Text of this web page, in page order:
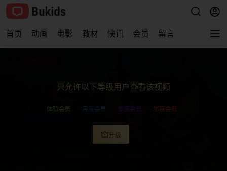
首页 动画 电影 教材 快讯 会员 留言
只允许以下等级用户查看该视频
体验会员 月度会员 季度会员 年度会员
升级